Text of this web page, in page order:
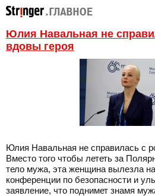
Юлия Навальная не
вдовы героя
Юлия Навальная не справилась с
Вместо того чтобы лететь за
тело мужа, эта женщина вылезла
конференции по безопасности и
заявление, что поднимет знамя